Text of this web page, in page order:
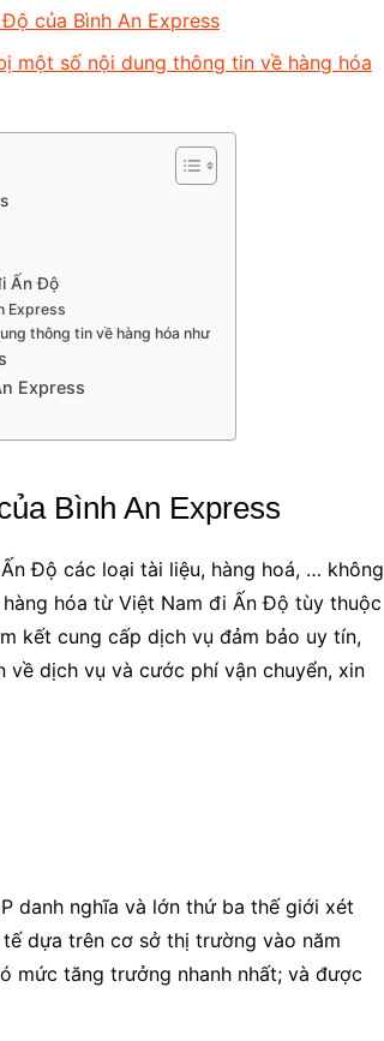
của Bình An Express
một số nội dung thông tin về hàng hóa
Ấn Độ
Express
thông tin về hàng hóa như
Express
Bình An Express
Độ các loại tài liệu, hàng hoá, … không
hóa từ Việt Nam đi Ấn Độ tùy thuộc
kết cung cấp dịch vụ đảm bảo uy tín,
dịch vụ và cước phí vận chuyển, xin
danh nghĩa và lớn thứ ba thế giới xét
dựa trên cơ sở thị trường vào năm
mức tăng trưởng nhanh nhất; và được